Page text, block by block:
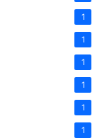
1
1
1
1
1
1